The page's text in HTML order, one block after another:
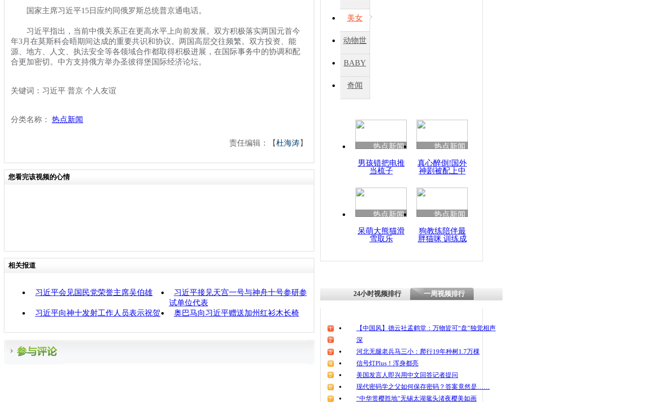
国家主席习近平15日应约同俄罗斯总统普京通电话。
习近平指出，当前中俄关系正在更高水平上向前发展。双方积极落实两国元首今
年3月在莫斯科会晤期间达成的重要共识和协议。两国高层交往频繁。双方投资、能
源、地方、人文、执法安全等各领域合作都取得积极进展，在国际事务中的协调和配
合更加密切。中方支持俄方举办圣彼得堡国际经济论坛。
关键词：习近平 普京 个人友谊
分类名称： 热点新闻
责任编辑：【杜海涛】
您看完该视频的心情
相关报道
习近平会见国民党荣誉主席吴伯雄
习近平接见天宫一号与神舟十号参研参
试单位代表
习近平向神十发射工作人员表示祝贺
奥巴马向习近平赠送加州红衫木长椅
美女
动物世
BABY
秀
奇闻
热点新闻
男孩错把电推
当梳子
热点新闻
真心醉倒!国外
神剧被配上中
热点新闻
呆萌大熊猫滑
雪取乐
热点新闻
狗教练陪伴最
胖猫咪 训练成
24小时视频排行 一周视频排行
【中国风】德云社孟鹤堂：万物皆可“盘”独觉相声
深
河北无腿老兵马三小：爬行19年种树1.7万棵
信号灯Plus！浑身都亮
美国发言人即兴用中文回答记者提问
现代密码学之父如何保存密码？答案竟然是……
“中华赏樱胜地”无锡太湖鼋头渚夜樱美如画